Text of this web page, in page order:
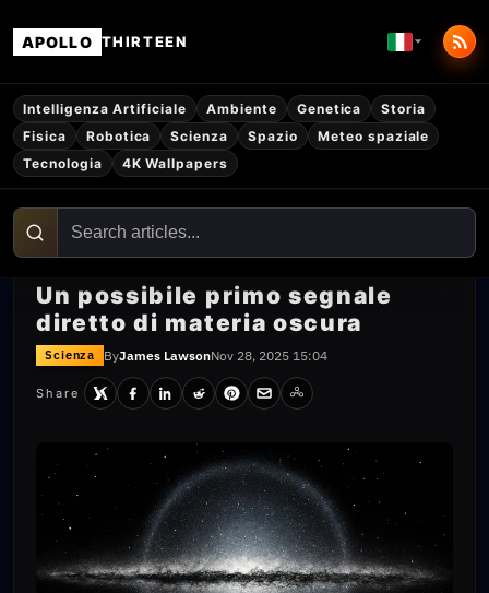
APOLLO THIRTEEN
Intelligenza Artificiale Ambiente Genetica
Storia
Fisica
Robotica Scienza Spazio
Meteo spaziale
Tecnologia
4K Wallpapers
Un possibile primo segnale
diretto di materia oscura
Scienza ByJames LawsonNov 28, 2025 15:04
Share